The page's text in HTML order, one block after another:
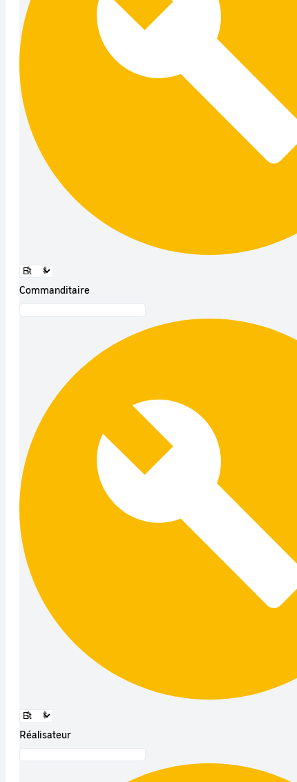
Commanditaire
Réalisateur